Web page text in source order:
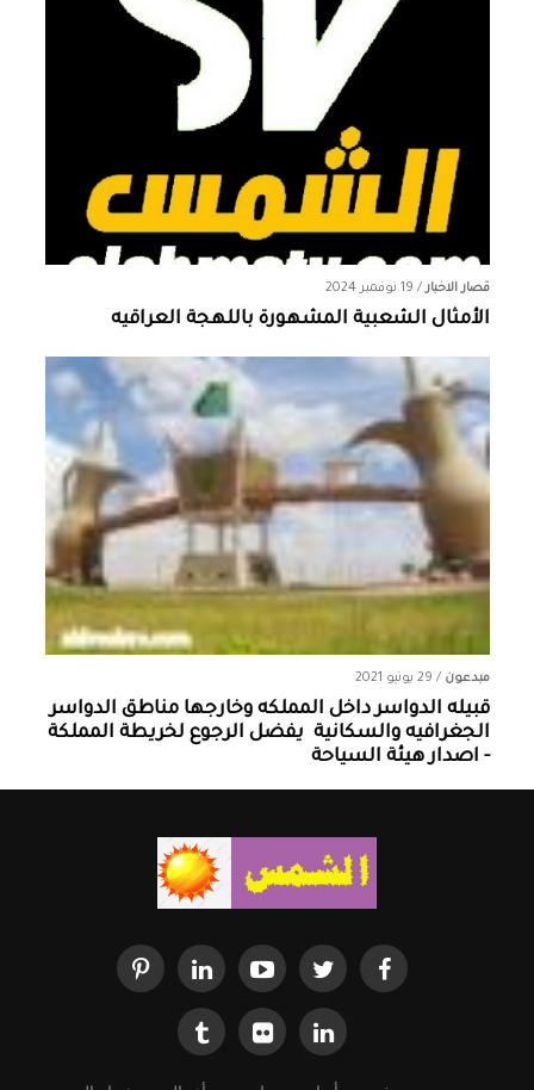
قصار الاخبار/ 19 نوفمبر 2024
الأمثال الشعبية المشهورة باللهجة العراقيه
مبدعون / 29 يونيو 2021
قبيله الدواسر داخل المملكه وخارجها ‏مناطق الدواسر
الجغرافيه والسكانية ‏ يفضل الرجوع لخريطة المملكة
- اصدار هيئة السياحة